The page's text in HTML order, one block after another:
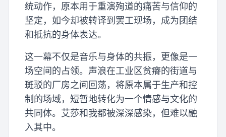
统动作，原本用于重演殉道的痛苦与信仰的
坚定，如今却被转译到罢工现场，成为团结
和抵抗的身体表达。
这一幕不仅是音乐与身体的共振，更像是一
场空间的占领。声浪在工业区贫瘠的街道与
斑驳的厂房之间回荡，将原本属于生产和控
制的场域，短暂地转化为一个情感与文化的
共同体。艾莎和我都被深深感染，但难以融
入其中。